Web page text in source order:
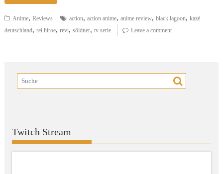
Anime,Reviews action,action anime,anime review,black lagoon,kazé
deutschland,rei hiroe,revi,söldner,tv serie Leave a comment
Twitch Stream